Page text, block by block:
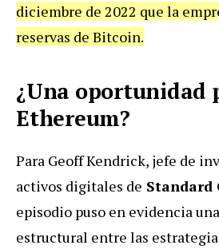
diciembre de 2022 que la
reservas de Bitcoin.
¿Una oportunidad
Ethereum?
Para Geoff Kendrick, jefe de
activos digitales de Standard
episodio puso en evidencia
estructural entre las